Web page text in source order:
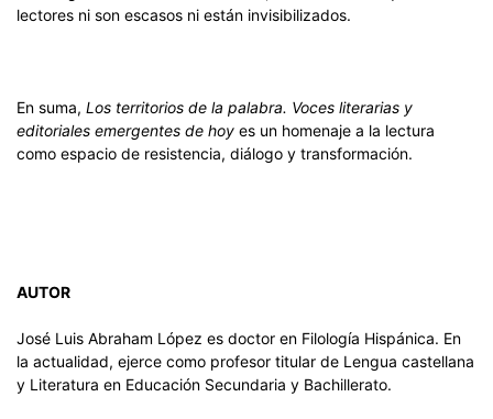
lectores ni son escasos ni están invisibilizados.
En suma, Los territorios de la palabra. Voces literarias y
editoriales emergentes de hoy es un homenaje a la lectura
como espacio de resistencia, diálogo y transformación.
AUTOR
José Luis Abraham López es doctor en Filología Hispánica. En
la actualidad, ejerce como profesor titular de Lengua castellana
y Literatura en Educación Secundaria y Bachillerato.